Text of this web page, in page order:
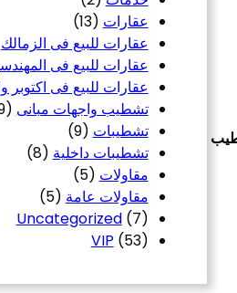
عقارات (13)
عقارات للبيع فى الزمالك
عقارات للبيع فى
عقارات للبيع فى اكتوبر
تشطيب واجهات مبانى (9)
تشطيبات (9)
تشطيبات داخلية (8)
مقاولات (5)
مقاولات عامة (5)
Uncategorized(7)
VIP (53)